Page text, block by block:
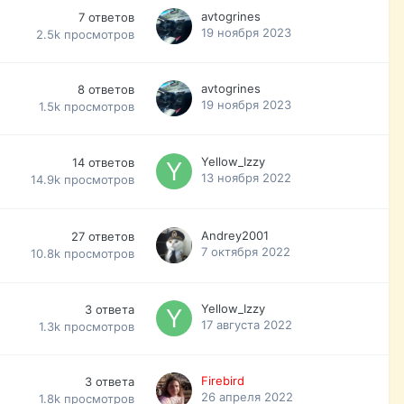
7 ответов
2.5k просмотров
avtogrines
19 ноября 2023
8 ответов
1.5k просмотров
avtogrines
19 ноября 2023
14 ответов
14.9k просмотров
Yellow_Izzy
13 ноября 2022
27 ответов
10.8k просмотров
Andrey2001
7 октября 2022
3 ответа
1.3k просмотров
Yellow_Izzy
17 августа 2022
3 ответа
1.8k просмотров
Firebird
26 апреля 2022